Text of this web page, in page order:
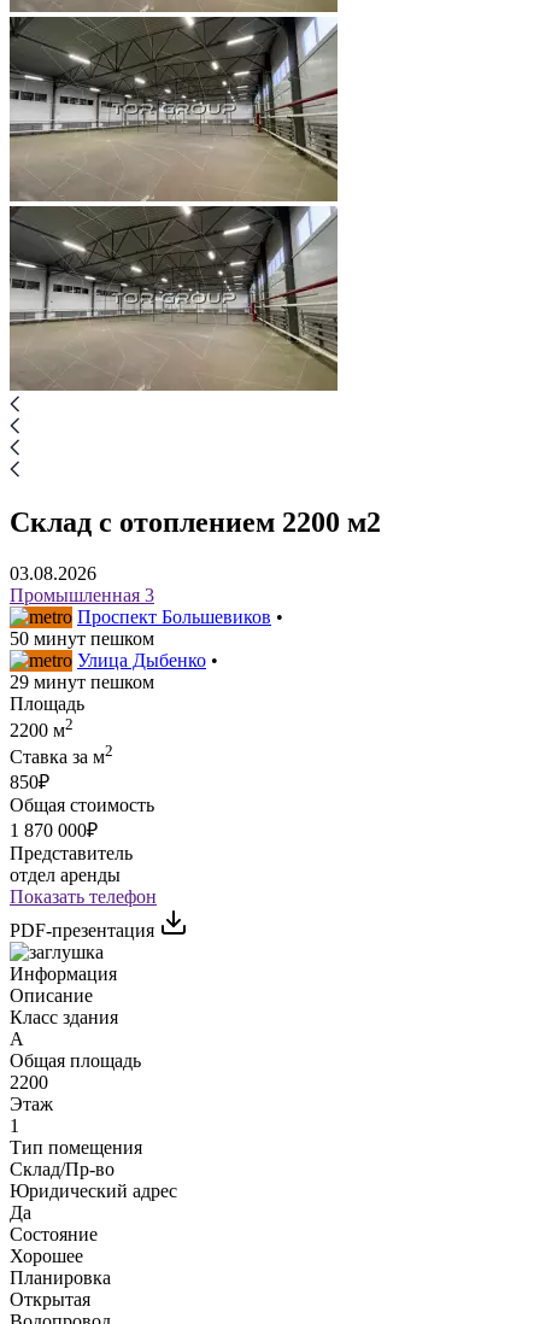
Склад с отоплением 2200 м2
03.08.2026
Промышленная 3
Проспект Большевиков •
50 минут пешком
Улица Дыбенко •
29 минут пешком
Площадь
2200 м2
Ставка за м2
850₽
Общая стоимость
1 870 000₽
Представитель
отдел аренды
Показать телефон
PDF-презентация
Информация
Описание
Класс здания
A
Общая площадь
2200
Этаж
1
Тип помещения
Склад/Пр-во
Юридический адрес
Да
Состояние
Хорошее
Планировка
Открытая